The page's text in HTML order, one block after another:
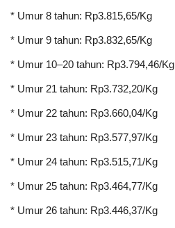
* Umur 8 tahun: Rp3.815,65/Kg
* Umur 9 tahun: Rp3.832,65/Kg
* Umur 10–20 tahun: Rp3.794,46/Kg
* Umur 21 tahun: Rp3.732,20/Kg
* Umur 22 tahun: Rp3.660,04/Kg
* Umur 23 tahun: Rp3.577,97/Kg
* Umur 24 tahun: Rp3.515,71/Kg
* Umur 25 tahun: Rp3.464,77/Kg
* Umur 26 tahun: Rp3.446,37/Kg